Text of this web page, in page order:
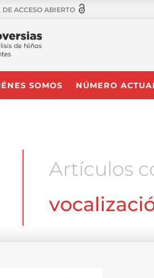
ACCESO ABIERTO
SOMOS NÚMERO
Artículos